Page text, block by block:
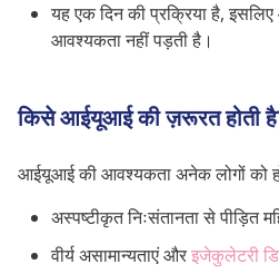
यह एक दिन की प्रक्रिया है,
आवश्यकता नहीं पड़ती है।
किसे आईयूआई की ज़रूरत होती
आईयूआई की आवश्यकता अनेक लोगों को
अस्पष्टीकृत निःसंतानतासे पीड़ित
वीर्य असामान्यताएं औरइजेकुलेटरी